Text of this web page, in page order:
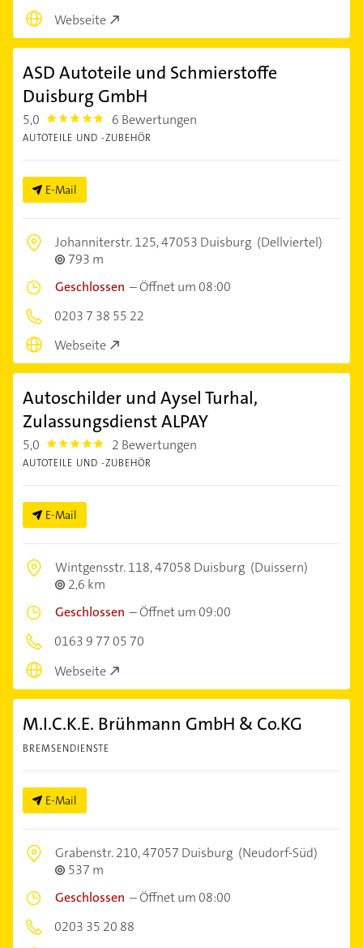
Webseite
ASD Autoteile und Schmierstoffe
Duisburg GmbH
5,0 5.0 6 Bewertungen
AUTOTEILE UND -ZUBEHÖR
E-Mail
Johanniterstr. 125,47053 Duisburg (Dellviertel)
793 m
Geschlossen –Öffnet um 08:00
0203 7 38 55 22
Webseite
Autoschilder und Aysel Turhal,
Zulassungsdienst ALPAY
5,0 5.0 2 Bewertungen
AUTOTEILE UND -ZUBEHÖR
E-Mail
Wintgensstr. 118,47058 Duisburg (Duissern)
2,6 km
Geschlossen –Öffnet um 09:00
0163 9 77 05 70
Webseite
M.I.C.K.E. Brühmann GmbH & Co.KG
BREMSENDIENSTE
E-Mail
Grabenstr. 210,47057 Duisburg (Neudorf-Süd)
537 m
Geschlossen –Öffnet um 08:00
0203 35 20 88